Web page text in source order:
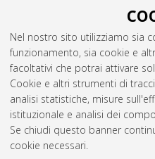
Nel nostro sito utilizziamo sia
funzionamento, sia cookie e
facoltativi che potrai attivare
Cookie e altri strumenti di
analisi statistiche, misure
istituzionale e analisi dei
Se chiudi questo banner
cookie necessari.
Seleziona un valore
2016(2)
Atom
Rss 1.0
Rss 2.0